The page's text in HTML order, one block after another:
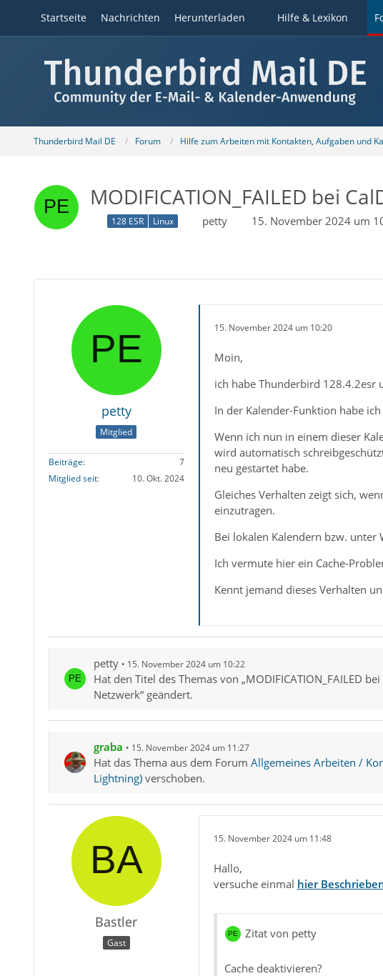
Startseite Nachrichten Herunterladen Hilfe & Lexikon
Thunderbird Mail DE Forum Hilfe zum Arbeiten mit Kontakten, Aufgaben und
MODIFICATION_FAILED bei
128 ESR Linux petty 15. November 2024 um
petty
Mitglied
Beiträge
7
Mitglied seit
10. Okt. 2024
15. November 2024 um 10:20
Moin,
ich habe Thunderbird 128.4.2esr
In der Kalender-Funktion habe
Wenn ich nun in einem dieser
wird automatisch
neu gestartet habe.
Gleiches Verhalten zeigt sich,
einzutragen.
Bei lokalen Kalendern bzw.
Ich vermute hier ein Cache-
Kennt jemand dieses Verhalten
petty 15. November 2024 um 10:22
Hat den Titel des Themas von „MODIFICATION_FAILED
Netzwerk“ geändert.
graba 15. November 2024 um 11:27
Hat das Thema aus dem Forum Allgemeines Arbeiten /
Lightning)verschoben.
Bastler
Gast
15. November 2024 um 11:48
Hallo,
versuche einmal hier
Zitat von petty
Cache deaktivieren?